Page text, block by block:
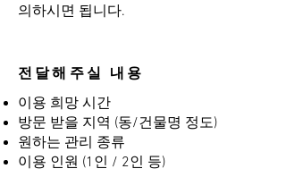
의하시면 됩니다.
전달해주실 내용
이용 희망 시간
방문 받을 지역 (동/건물명 정도)
원하는 관리 종류
이용 인원 (1인 / 2인 등)